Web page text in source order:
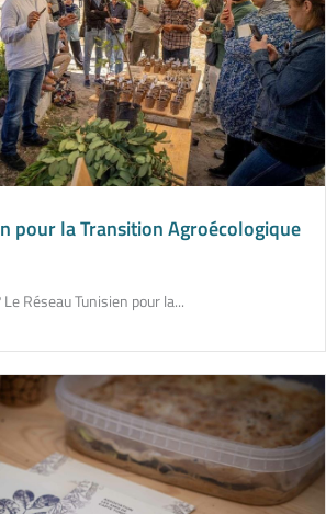
pour la Transition Agroécologique
Le Réseau Tunisien pour la...